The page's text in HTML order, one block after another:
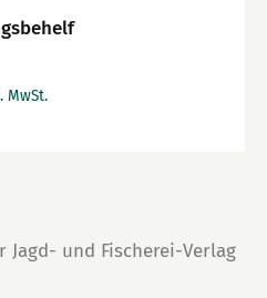
MwSt.
Jagd- und Fischerei-Verlag